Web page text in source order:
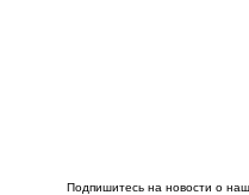
Подпишитесь на новости о